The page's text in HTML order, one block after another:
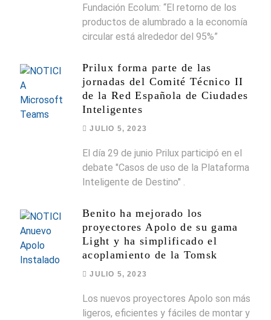
Fundación Ecolum: “El retorno de los
productos de alumbrado a la economía
circular está alrededor del 95%”
Prilux forma parte de las
jornadas del Comité Técnico II
de la Red Española de Ciudades
Inteligentes
JULIO 5, 2023
El día 29 de junio Prilux participó en el
debate "Casos de uso de la Plataforma
Inteligente de Destino" .
Benito ha mejorado los
proyectores Apolo de su gama
Light y ha simplificado el
acoplamiento de la Tomsk
JULIO 5, 2023
Los nuevos proyectores Apolo son más
ligeros, eficientes y fáciles de montar y